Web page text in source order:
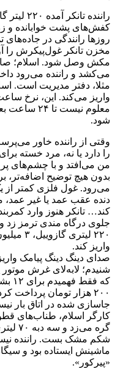
راننده
کفش‌های پشت خوابانده و
روز‌ها رانندگی در
مخزن تانکر غول‌پیکرش را
می‌کشد و راننده می‌رود
معلوم نیست
شود.
وقتی از راننده خاور
من می‌افتد و با چشم‌های
بدون هیچ توضیح اضافه‌تر،
می‌رود. غول فلزی کمتر از
دنده عقب عمد یا غیر عمد،
کند… تانکر هنوز وارد
جلوی درگاه مندی ترمز زد
واریز کند.
صدای دینگ دینگ پیامک
شنیدم؛ لابه‌لای غرش
۲۰۰ هزار تومان
کارگر اسلام، طناب‌های
گره
شکم مشک بست. راننده
ماشینش ایستاده بود و
«پیرکور».